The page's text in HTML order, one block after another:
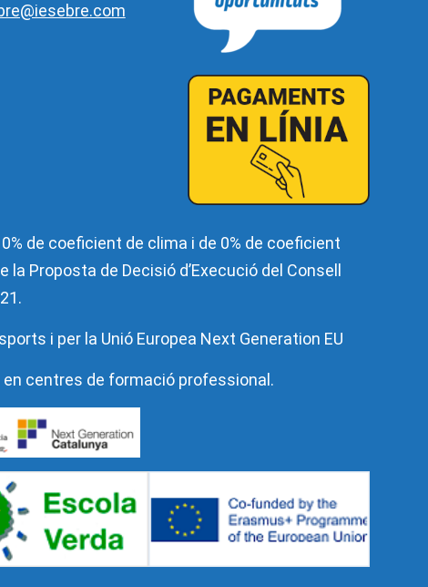
de coeficient de clima i de 0% de coeficient
Proposta de Decisió d’Execució del Consell
i per la Unió Europea Next Generation EU
en centres de formació professional.